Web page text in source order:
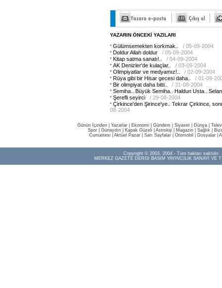
YAZARIN ÖNCEKİ YAZILARI
Gülümsemekten korkmak..
/ 05-09-2004
Doldur Allah doldur
/ 05-09-2004
Kitap satma sanatı!..
/ 04-09-2004
AK Denizler'de kulaçlar..
/ 03-09-2004
Olimpiyatlar ve medyamız!..
/ 02-09-2004
Rüya gibi bir Hisar gecesi daha..
/ 01-09-
Bir olimpiyat daha bitti..
/ 31-08-2004
Semiha.. Büyük Semiha.. Haldun Usta..
Şerefli seyirci
/ 29-08-2004
Çirkince'den Şirince'ye.. Tekrar Çirkince,
08-2004
Günün İçinden Yazarlar Ekonomi Gündem Siyaset Dünya |
Spor
Günaydın Kapak Güzeli Astroloji Magazin Sağlık
Cumartesi| Aktüel Pazar| Sarı Sayfalar| Otomobil Dosyalar|
Copyright © 2003, 2004 - Tüm hakları saklıdır.
MERKEZ GAZETE DERGİ BASIM YAYINCILIK SANAYİ VE